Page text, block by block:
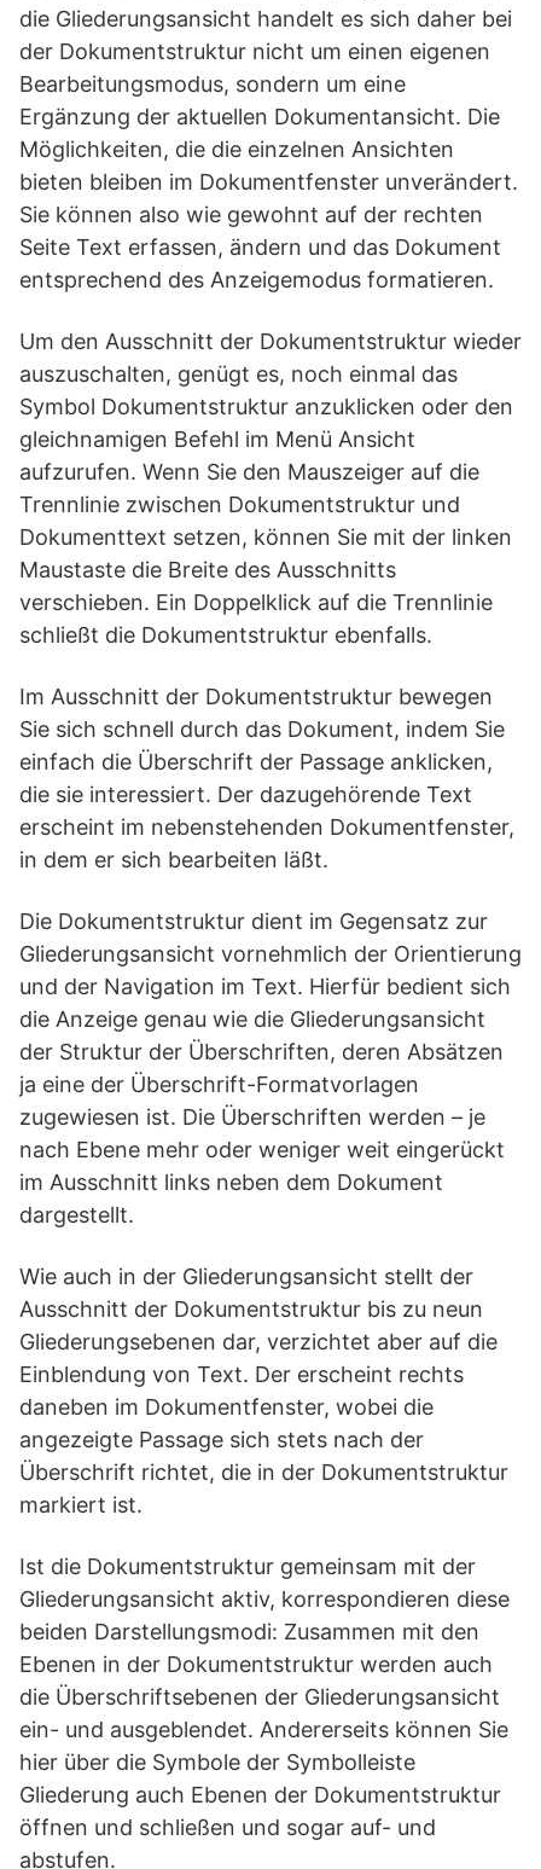
die Gliederungsansicht handelt es sich daher bei
der Dokumentstruktur nicht um einen eigenen
Bearbeitungsmodus, sondern um eine
Ergänzung der aktuellen Dokumentansicht. Die
Möglichkeiten, die die einzelnen Ansichten
bieten bleiben im Dokumentfenster unverändert.
Sie können also wie gewohnt auf der rechten
Seite Text erfassen, ändern und das Dokument
entsprechend des Anzeigemodus formatieren.
Um den Ausschnitt der Dokumentstruktur wieder
auszuschalten, genügt es, noch einmal das
Symbol Dokumentstruktur anzuklicken oder den
gleichnamigen Befehl im Menü Ansicht
aufzurufen. Wenn Sie den Mauszeiger auf die
Trennlinie zwischen Dokumentstruktur und
Dokumenttext setzen, können Sie mit der linken
Maustaste die Breite des Ausschnitts
verschieben. Ein Doppelklick auf die Trennlinie
schließt die Dokumentstruktur ebenfalls.
Im Ausschnitt der Dokumentstruktur bewegen
Sie sich schnell durch das Dokument, indem Sie
einfach die Überschrift der Passage anklicken,
die sie interessiert. Der dazugehörende Text
erscheint im nebenstehenden Dokumentfenster,
in dem er sich bearbeiten läßt.
Die Dokumentstruktur dient im Gegensatz zur
Gliederungsansicht vornehmlich der Orientierung
und der Navigation im Text. Hierfür bedient sich
die Anzeige genau wie die Gliederungsansicht
der Struktur der Überschriften, deren Absätzen
ja eine der Überschrift-Formatvorlagen
zugewiesen ist. Die Überschriften werden – je
nach Ebene mehr oder weniger weit eingerückt
im Ausschnitt links neben dem Dokument
dargestellt.
Wie auch in der Gliederungsansicht stellt der
Ausschnitt der Dokumentstruktur bis zu neun
Gliederungsebenen dar, verzichtet aber auf die
Einblendung von Text. Der erscheint rechts
daneben im Dokumentfenster, wobei die
angezeigte Passage sich stets nach der
Überschrift richtet, die in der Dokumentstruktur
markiert ist.
Ist die Dokumentstruktur gemeinsam mit der
Gliederungsansicht aktiv, korrespondieren diese
beiden Darstellungsmodi: Zusammen mit den
Ebenen in der Dokumentstruktur werden auch
die Überschriftsebenen der Gliederungsansicht
ein- und ausgeblendet. Andererseits können Sie
hier über die Symbole der Symbolleiste
Gliederung auch Ebenen der Dokumentstruktur
öffnen und schließen und sogar auf- und
abstufen.